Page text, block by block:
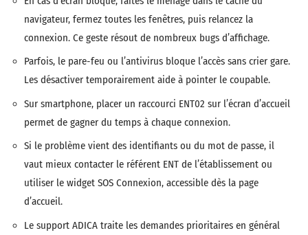
navigateur, fermez toutes les fenêtres, puis relancez la
connexion. Ce geste résout de nombreux bugs d’affichage.
Parfois, le pare-feu ou l’antivirus bloque l’accès sans crier gare.
Les désactiver temporairement aide à pointer le coupable.
Sur smartphone, placer un raccourci ENT02 sur l’écran d’accueil
permet de gagner du temps à chaque connexion.
Si le problème vient des identifiants ou du mot de passe, il
vaut mieux contacter le référent ENT de l’établissement ou
utiliser le widget SOS Connexion, accessible dès la page
d’accueil.
Le support ADICA traite les demandes prioritaires en général